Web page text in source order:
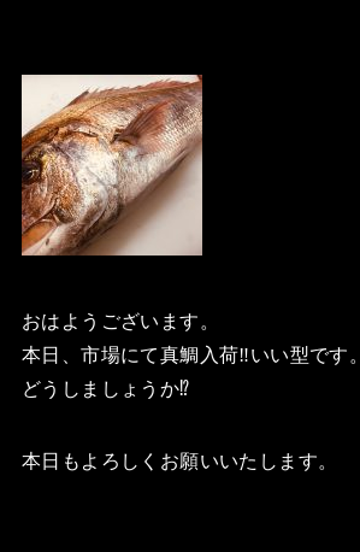
おはようございます。
本日、市場にて真鯛入荷‼️いい型です。
どうしましょうか⁉️
本日もよろしくお願いいたします。